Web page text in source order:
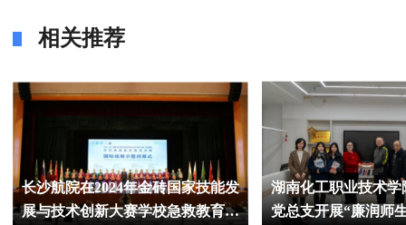
相关推荐
长沙航院在2024年金砖国家技能发
展与技术创新大赛学校急救教育赛
湖南化工职业技术学
党总支开展“廉润师